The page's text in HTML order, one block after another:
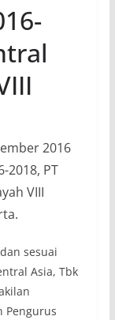
2016
2018, PT
VIII
sesuai
Asia, Tbk
Pengurus